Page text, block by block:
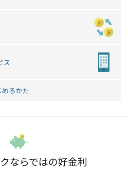
ス
るかた
ならではの好金利